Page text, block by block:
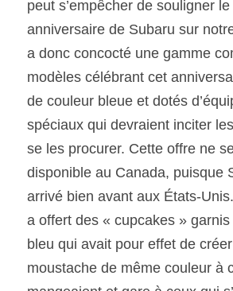
peut s’empêcher de souligner
anniversaire de Subaru sur
a donc concocté une gamme
modèles célébrant cet
de couleur bleue et dotés
spéciaux qui devraient inciter
se les procurer. Cette offre ne
disponible au Canada, puisque
arrivé bien avant aux États-
a offert des « cupcakes » garnis
bleu qui avait pour effet de
moustache de même couleur à